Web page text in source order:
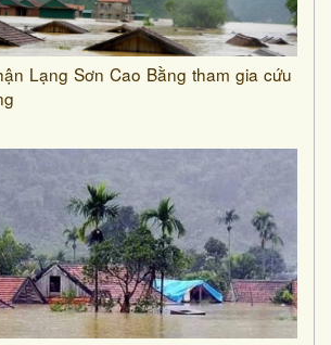
Lạng Sơn Cao Bằng tham gia cứu